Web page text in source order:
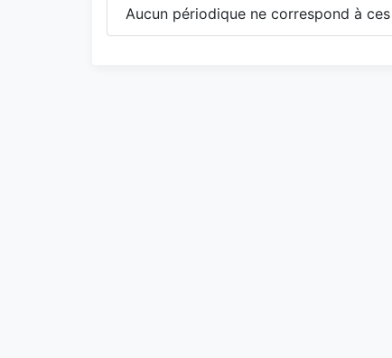
Aucun périodique ne correspond à